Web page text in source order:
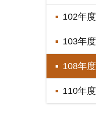
102年度
103年度
108年度
110年度